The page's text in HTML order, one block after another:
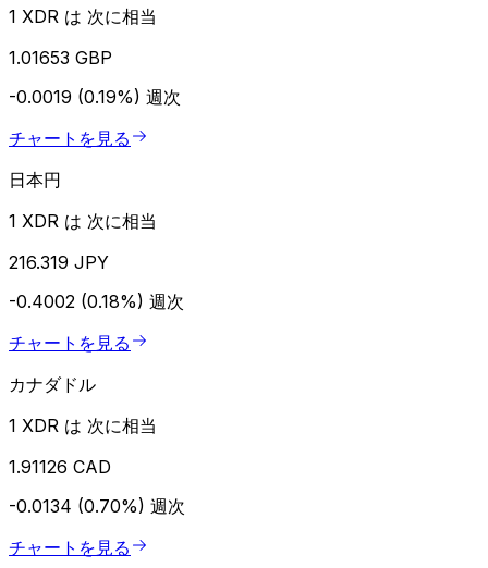
1 XDR は 次に相当
1.01653 GBP
-0.0019 (0.19%) 週次
チャートを見る
日本円
1 XDR は 次に相当
216.319 JPY
-0.4002 (0.18%) 週次
チャートを見る
カナダドル
1 XDR は 次に相当
1.91126 CAD
-0.0134 (0.70%) 週次
チャートを見る